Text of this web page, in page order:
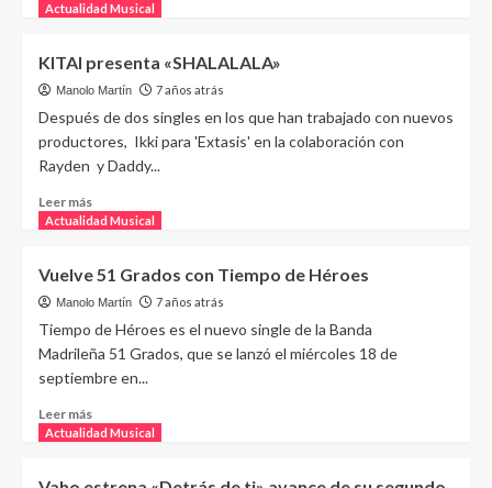
Actualidad Musical
KITAI presenta «SHALALALA»
Manolo Martín 7 años atrás
Después de dos singles en los que han trabajado con nuevos
productores, Ikki para 'Extasis' en la colaboración con
Rayden y Daddy...
Leer más
Actualidad Musical
Vuelve 51 Grados con Tiempo de Héroes
Manolo Martín 7 años atrás
Tiempo de Héroes es el nuevo single de la Banda
Madrileña 51 Grados, que se lanzó el miércoles 18 de
septiembre en...
Leer más
Actualidad Musical